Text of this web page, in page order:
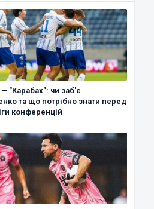
"Карабах": чи заб'є
та що потрібно знати перед
конференцій